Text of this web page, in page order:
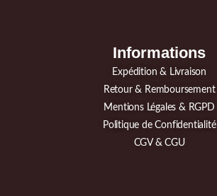
Informations
Expédition & Livraison
Retour & Remboursement
Mentions Légales & RGPD
Politique de Confidentialité
CGV & CGU